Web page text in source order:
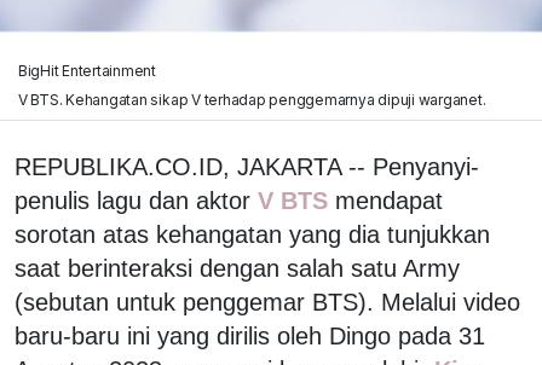
BigHit Entertainment
V BTS. Kehangatan sikap V terhadap penggemarnya dipuji warganet.
REPUBLIKA.CO.ID, JAKARTA -- Penyanyi-
penulis lagu dan aktor V BTS mendapat
sorotan atas kehangatan yang dia tunjukkan
saat berinteraksi dengan salah satu Army
(sebutan untuk penggemar BTS). Melalui video
baru-baru ini yang dirilis oleh Dingo pada 31